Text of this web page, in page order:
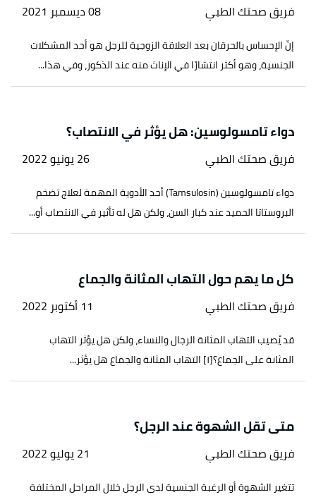
فريق صحتك الطبي 08 ديسمبر 2021
إنّ الإحساس بالحرقان بعد العلاقة الزوجية للرجل هو أحد المشكلات
الجنسية، وهو أكثر انتشارًا في الإناث منه عند الذكور، وفي هذا...
دواء تامسولوسين: هل يؤثر في الانتصاب؟
فريق صحتك الطبي 26 يونيو 2022
دواء تامسولوسين (Tamsulosin) أحد الأدوية المهمة لعلاج تضخم
البروستاتا الحميد عند كبار السن، ولكن هل له تأثير في الانتصاب أو...
كل ما يهم حول التهاب المثانة والجماع
فريق صحتك الطبي 11 أكتوبر 2022
قد يُصيب التهاب المثانة الرجال والنساء، ولكن هل يؤثر التهاب
المثانة على الجماع؟[١] التهاب المثانة والجماع هل يؤثر...
متى تقل الشهوة عند الرجل؟
فريق صحتك الطبي 21 يوليو 2022
تتغير الشهوة أو الرغبة الجنسية لدى الرجل خلال المراحل المختلفة